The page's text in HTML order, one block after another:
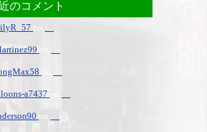
のコメント
on
a7437
on